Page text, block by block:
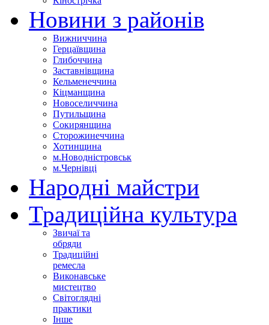
Новини з районів
Вижниччина
Герцаївщина
Глибоччина
Заставнівщина
Кельменеччина
Кіцманщина
Новоселиччина
Путильщина
Сокирянщина
Сторожинеччина
Хотинщина
м.Новодністровськ
м.Чернівці
Народні майстри
Традиційна культура
Звичаї та
обряди
Традиційні
ремесла
Виконавське
мистецтво
Світоглядні
практики
Інше